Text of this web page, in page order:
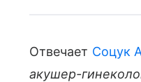
Отвечает Соцук
акушер-